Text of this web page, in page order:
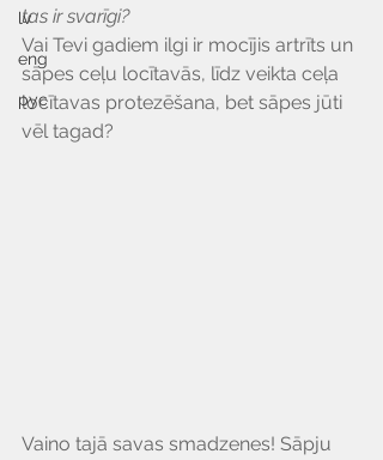
lv
eng
рус
tas ir svarīgi?
Vai Tevi gadiem ilgi ir mocījis artrīts un
sāpes ceļu locītavās, līdz veikta ceļa
locītavas protezēšana, bet sāpes jūti
vēl tagad?
Vaino tajā savas smadzenes! Sāpju